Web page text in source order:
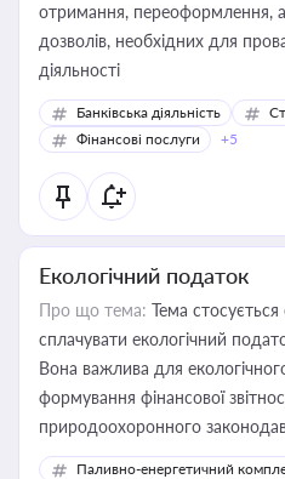
отримання, переоформлення,
дозволів, необхідних для
діяльності
Банківська діяльність
Фінансові послуги
+5
Екологічний податок
Про що тема: Тема стосується
сплачувати екологічний
Вона важлива для
формування фінансової
природоохоронного
Паливно-енергетичний